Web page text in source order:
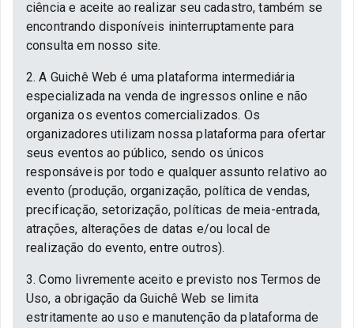
ciência e aceite ao realizar seu cadastro, também se
encontrando disponíveis ininterruptamente para
consulta em nosso site.
2. A Guichê Web é uma plataforma intermediária
especializada na venda de ingressos online e não
organiza os eventos comercializados. Os
organizadores utilizam nossa plataforma para ofertar
seus eventos ao público, sendo os únicos
responsáveis por todo e qualquer assunto relativo ao
evento (produção, organização, política de vendas,
precificação, setorização, políticas de meia-entrada,
atrações, alterações de datas e/ou local de
realização do evento, entre outros).
3. Como livremente aceito e previsto nos Termos de
Uso, a obrigação da Guichê Web se limita
estritamente ao uso e manutenção da plataforma de